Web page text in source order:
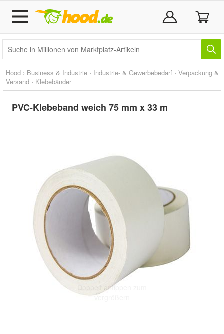
Hood › Business & Industrie › Industrie- & Gewerbebedarf › Verpackung &
Versand › Klebebänder
PVC-Klebeband weich 75 mm x 33 m
Doppelt antippen zum
vergrößern